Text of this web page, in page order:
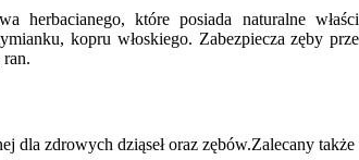
herbacianego, które posiada naturalne
kopru włoskiego. Zabezpiecza zęby
dla zdrowych dziąseł oraz zębów.Zalecany